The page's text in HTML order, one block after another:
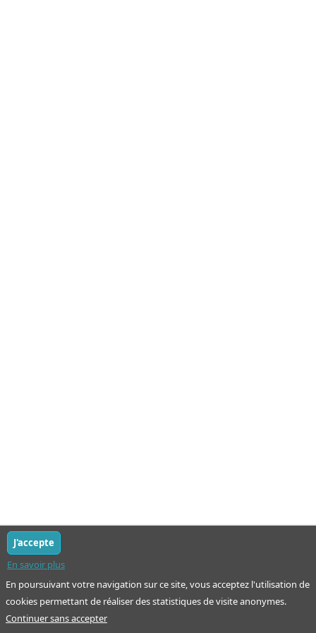
En poursuivant votre navigation sur ce site, vous acceptez l'utilisation de
cookies permettant de réaliser des statistiques de visite anonymes.
En savoir plus
J'accepte
Continuer sans accepter